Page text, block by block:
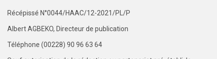
Récépissé N°0044/HAAC/12-2021/PL/P
Albert AGBEKO, Directeur de publication
Téléphone (00228) 90 96 63 64